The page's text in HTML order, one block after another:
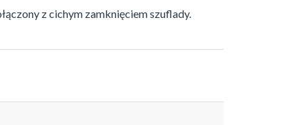
z cichym zamknięciem szuflady.